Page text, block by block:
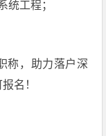
统工程；
称，助力落户深
名！